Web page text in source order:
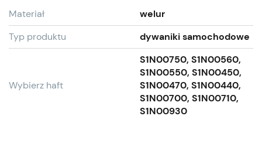
Materiał
welur
Typ produktu
dywaniki samochodowe
Wybierz haft
S1N00750, S1N00560,
S1N00550, S1N00450,
S1N00470, S1N00440,
S1N00700, S1N00710,
S1N00930